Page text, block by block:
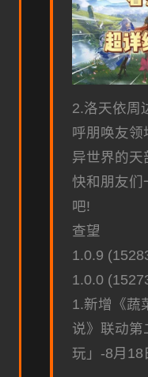
2.洛天依周
呼朋唤友领
异世界的天
快和朋友们
吧!
查望
1.0.9
1.0.0
1.新增《蔬
说》联动第
玩」-8月18